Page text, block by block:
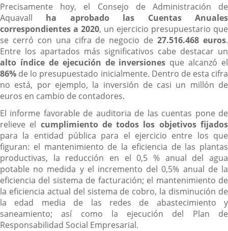
Precisamente hoy, el Consejo de Administración de
Aquavall ha aprobado las Cuentas Anuales
correspondientes a 2020, un ejercicio presupuestario que
se cerró con una cifra de negocio de27.516.468 euros.
Entre los apartados más significativos cabe destacar un
alto índice de ejecución de inversiones que alcanzó el
86% de lo presupuestado inicialmente. Dentro de esta cifra
no está, por ejemplo, la inversión de casi un millón de
euros en cambio de contadores.
El informe favorable de auditoria de las cuentas pone de
relieve el cumplimiento de todos los objetivos fijados
para la entidad pública para el ejercicio entre los que
figuran: el mantenimiento de la eficiencia de las plantas
productivas, la reducción en el 0,5 % anual del agua
potable no medida y el incremento del 0,5% anual de la
eficiencia del sistema de facturación; el mantenimiento de
la eficiencia actual del sistema de cobro, la disminución de
la edad media de las redes de abastecimiento y
saneamiento; así como la ejecución del Plan de
Responsabilidad Social Empresarial.